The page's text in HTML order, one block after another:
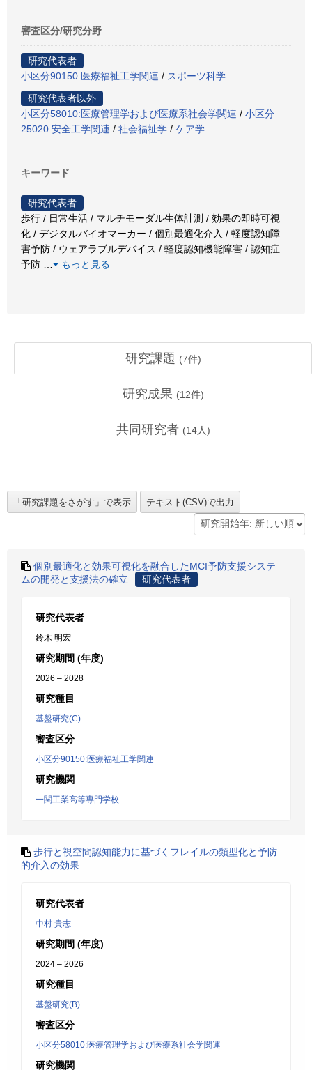
審査区分/研究分野
研究代表者
小区分90150:医療福祉工学関連 / スポーツ科学
研究代表者以外
小区分58010:医療管理学および医療系社会学関連 / 小区分
25020:安全工学関連 / 社会福祉学 / ケア学
キーワード
研究代表者
歩行 / 日常生活 / マルチモーダル生体計測 / 効果の即時可視
化 / デジタルバイオマーカー / 個別最適化介入 / 軽度認知障
害予防 / ウェアラブルデバイス / 軽度認知機能障害 / 認知症
予防
もっと見る
研究課題 (7件)
研究成果 (12件)
共同研究者 (14人)
個別最適化と効果可視化を融合したMCI予防支援システ
ムの開発と支援法の確立
研究代表者
研究代表者
鈴木 明宏
研究期間 (年度)
2026 – 2028
研究種目
基盤研究(C)
審査区分
小区分90150:医療福祉工学関連
研究機関
一関工業高等専門学校
歩行と視空間認知能力に基づくフレイルの類型化と予防
的介入の効果
研究代表者
中村 貴志
研究期間 (年度)
2024 – 2026
研究種目
基盤研究(B)
審査区分
小区分58010:医療管理学および医療系社会学関連
研究機関